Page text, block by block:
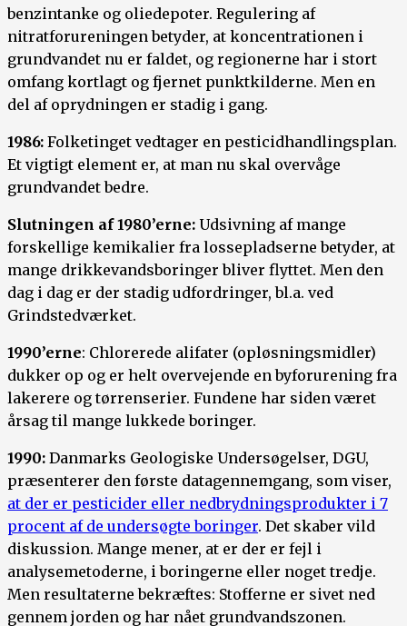
benzintanke og oliedepoter. Regulering af
nitratforureningen betyder, at koncentrationen i
grundvandet nu er faldet, og regionerne har i stort
omfang kortlagt og fjernet punktkilderne. Men en
del af oprydningen er stadig i gang.
1986: Folketinget vedtager en pesticidhandlingsplan.
Et vigtigt element er, at man nu skal overvåge
grundvandet bedre.
Slutningen af 1980’erne: Udsivning af mange
forskellige kemikalier fra lossepladserne betyder, at
mange drikkevandsboringer bliver flyttet. Men den
dag i dag er der stadig udfordringer, bl.a. ved
Grindstedværket.
1990’erne: Chlorerede alifater (opløsningsmidler)
dukker op og er helt overvejende en byforurening fra
lakerere og tørrenserier. Fundene har siden været
årsag til mange lukkede boringer.
1990: Danmarks Geologiske Undersøgelser, DGU,
præsenterer den første datagennemgang, som viser,
at der er pesticider eller nedbrydningsprodukter i 7
procent af de undersøgte boringer. Det skaber vild
diskussion. Mange mener, at er der er fejl i
analysemetoderne, i boringerne eller noget tredje.
Men resultaterne bekræftes: Stofferne er sivet ned
gennem jorden og har nået grundvandszonen.